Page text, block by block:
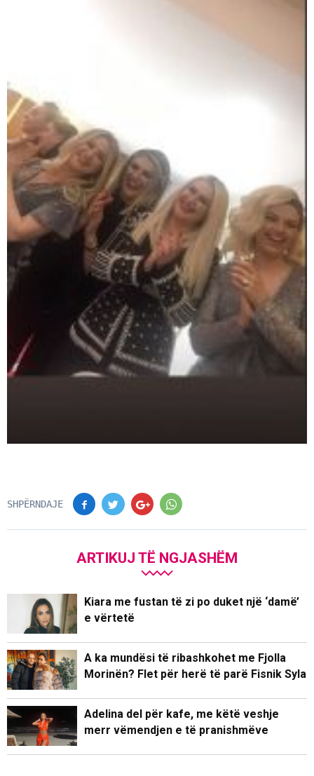
SHPËRNDAJE
ARTIKUJ TË NGJASHËM
Kiara me fustan të zi po duket një ‘damë’
e vërtetë
A ka mundësi të ribashkohet me Fjolla
Morinën? Flet për herë të parë Fisnik Syla
Adelina del për kafe, me këtë veshje
merr vëmendjen e të pranishmëve